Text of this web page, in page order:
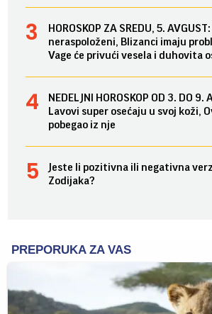
HOROSKOP ZA SREDU, 5.
neraspoloženi, Blizanci imaju
Vage će privući vesela i duhovita
NEDELJNI HOROSKOP OD 3. DO 9.
Lavovi super osećaju u svoj koži,
pobegao iz nje
Jeste li pozitivna ili negativna
Zodijaka?